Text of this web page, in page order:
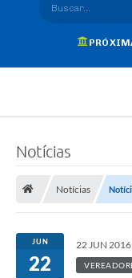
Buscar...
Notícias
Notícias
JUN
22
22 JUN 2016